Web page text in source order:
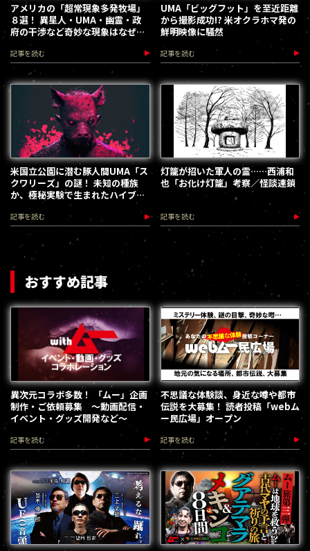
アメリカの「超常現象多発牧場」
８選！ 異星人・UMA・幽霊・政
府の干渉など奇妙な現象はなぜ牧
場に集まるのか？
記事を読む
UMA「ビッグフット」を至近距離
から撮影成功!? 米オクラホマ発の
鮮明映像に騒然
記事を読む
米国立公園に潜む豚人間UMA「ス
クワリーズ」の謎！ 未知の種族
か、極秘実験で生まれたハイブリ
ッドか!?
記事を読む
灯籠が招いた軍人の霊……西浦和
也「お化け灯籠」考察／怪談連鎖
記事を読む
おすすめ記事
異次元コラボ多数！ 「ムー」企画
制作・ご依頼募集 ～動画配信・
イベント・グッズ開発など～
記事を読む
不思議な体験談、身近な噂や都市
伝説を大募集！ 読者投稿「webム
ー民広場」オープン
記事を読む